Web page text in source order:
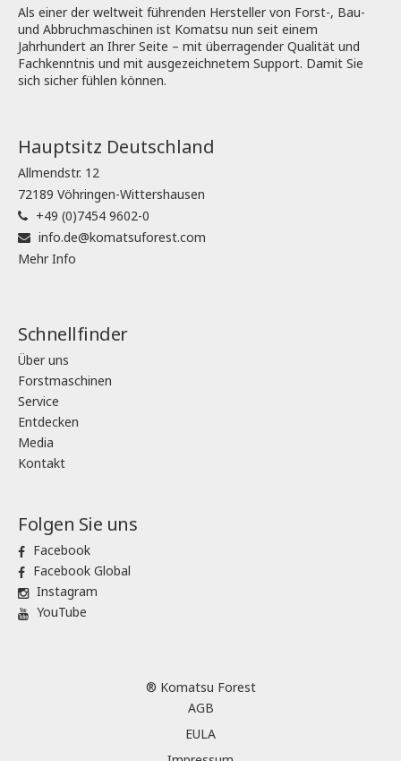
Als einer der weltweit führenden Hersteller von Forst-, Bau-
und Abbruchmaschinen ist Komatsu nun seit einem
Jahrhundert an Ihrer Seite – mit überragender Qualität und
Fachkenntnis und mit ausgezeichnetem Support. Damit Sie
sich sicher fühlen können.
Hauptsitz Deutschland
Allmendstr. 12
72189 Vöhringen-Wittershausen
+49 (0)7454 9602-0
info.de@komatsuforest.com
Mehr Info
Schnellfinder
Über uns
Forstmaschinen
Service
Entdecken
Media
Kontakt
Folgen Sie uns
Facebook
Facebook Global
Instagram
YouTube
® Komatsu Forest
AGB
EULA